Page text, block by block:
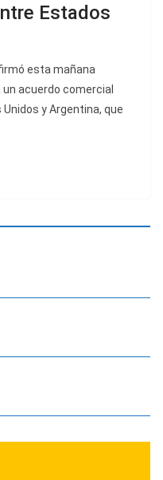
Estados
esta mañana
acuerdo comercial
y Argentina, que